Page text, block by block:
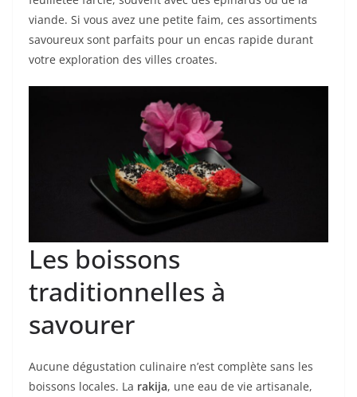
viande. Si vous avez une petite faim, ces assortiments
savoureux sont parfaits pour un encas rapide durant
votre exploration des villes croates.
Les boissons
traditionnelles à
savourer
Aucune dégustation culinaire n’est complète sans les
boissons locales. La rakija, une eau de vie artisanale,